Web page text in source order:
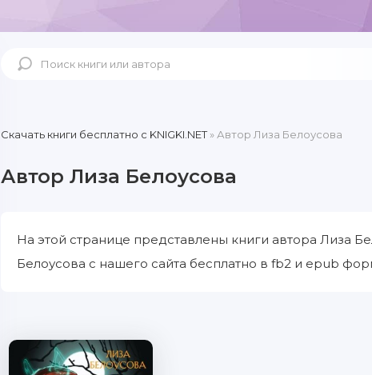
Скачать книги бесплатно c KNIGKI.NET» Автор Лиза Белоусова
Автор Лиза Белоусова
На этой странице представлены книги автора Лиза
Белоусова с нашего сайта бесплатно в fb2 и epub